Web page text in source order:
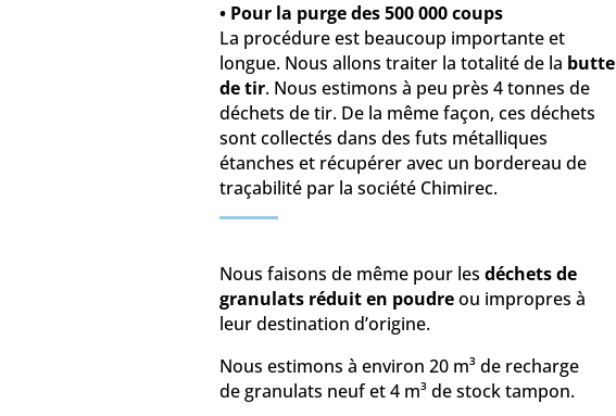
• Pour la purge des 500 000 coups
La procédure est beaucoup importante et
longue. Nous allons traiter la totalité de la butte
de tir. Nous estimons à peu près 4 tonnes de
déchets de tir. De la même façon, ces déchets
sont collectés dans des futs métalliques
étanches et récupérer avec un bordereau de
traçabilité par la société Chimirec.
Nous faisons de même pour les déchets de
granulats réduit en poudreou impropres à
leur destination d’origine.
Nous estimons à environ 20 m³ de recharge
de granulats neuf et 4 m³ de stock tampon.